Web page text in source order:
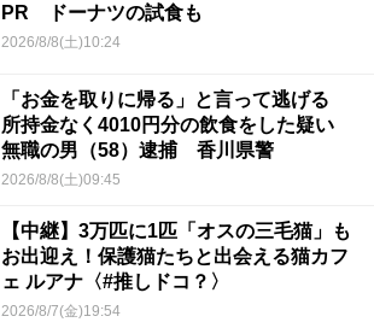
PR ドーナツの試食も
2026/8/8(土)10:24
「お金を取りに帰る」と言って逃げる
所持金なく4010円分の飲食をした疑い
無職の男（58）逮捕 香川県警
2026/8/8(土)09:45
【中継】3万匹に1匹「オスの三毛猫」も
お出迎え！保護猫たちと出会える猫カフ
ェ ルアナ〈#推しドコ？〉
2026/8/7(金)19:54